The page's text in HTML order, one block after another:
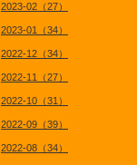
2023-02（27）
2023-01（34）
2022-12（34）
2022-11（27）
2022-10（31）
2022-09（39）
2022-08（34）